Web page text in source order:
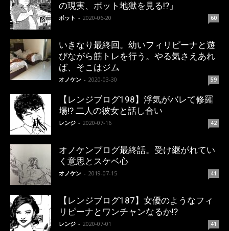
の現実、ポット地獄を見る!?」
ポット - 2020-06-20 60
いきなり最終回。幼いフィリピーナと遊
びながら筋トレを行う。やる気さえあれ
ば、そこはジム
オノケン - 2020-03-30 59
【レンジブログ198】浮気がバレて修羅
場!? 二人の彼女と話し合い
レンジ - 2020-07-16 42
オノケンブログ最終話。受け継がれてい
く意思とスケベ心
オノケン - 2019-07-15 41
【レンジブログ187】女優のようなフィ
リピーナとワンチャンなるか!?
レンジ - 2020-07-01 41